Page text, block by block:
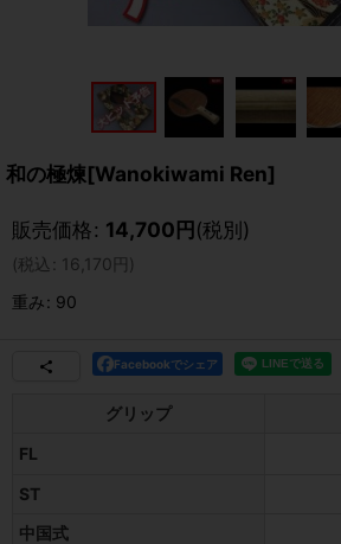
和の極煉[Wanokiwami Ren]
販売価格: 14,700 円 (税別)
(税込 : 16,170円 )
重み: 90
Facebookでシェア
グリップ
FL
ST
中国式